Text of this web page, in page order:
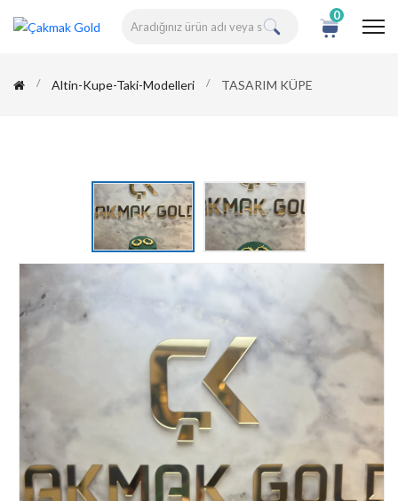
0
Altin-Kupe-Taki-Modelleri TASARIM KÜPE